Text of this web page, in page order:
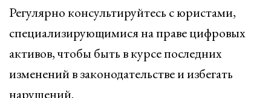
Регулярно консультируйтесь с юристами,
специализирующимися на праве цифровых
активов, чтобы быть в курсе последних
изменений в законодательстве и избегать
нарушений.